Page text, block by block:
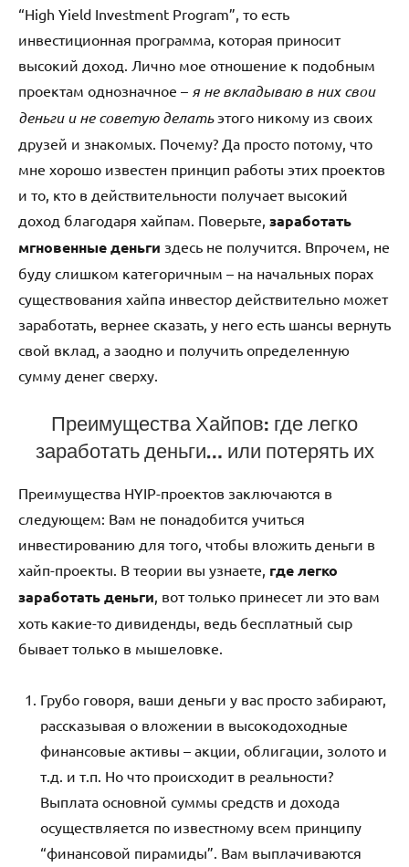
“High Yield Investment Program”, то есть
инвестиционная программа, которая приносит
высокий доход. Лично мое отношение к подобным
проектам однозначное – я не вкладываю в них свои
деньги и не советую делатьэтого никому из своих
друзей и знакомых. Почему? Да просто потому, что
мне хорошо известен принцип работы этих проектов
и то, кто в действительности получает высокий
доход благодаря хайпам. Поверьте, заработать
мгновенные деньги здесь не получится. Впрочем, не
буду слишком категоричным – на начальных порах
существования хайпа инвестор действительно может
заработать, вернее сказать, у него есть шансы вернуть
свой вклад, а заодно и получить определенную
сумму денег сверху.
Преимущества Хайпов: где легко
заработать деньги… или потерять их
Преимущества HYIP-проектов заключаются в
следующем: Вам не понадобится учиться
инвестированию для того, чтобы вложить деньги в
хайп-проекты. В теории вы узнаете, где легко
заработать деньги , вот только принесет ли это вам
хоть какие-то дивиденды, ведь бесплатный сыр
бывает только в мышеловке.
Грубо говоря, ваши деньги у вас просто забирают,
рассказывая о вложении в высокодоходные
финансовые активы – акции, облигации, золото и
т.д. и т.п. Но что происходит в реальности?
Выплата основной суммы средств и дохода
осуществляется по известному всем принципу
“финансовой пирамиды”. Вам выплачиваются